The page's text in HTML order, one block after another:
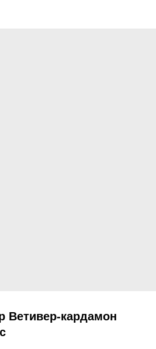
кардамон